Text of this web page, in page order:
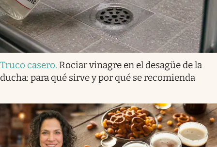
Truco casero. Rociar vinagre en el desagüe de la
ducha: para qué sirve y por qué se recomienda